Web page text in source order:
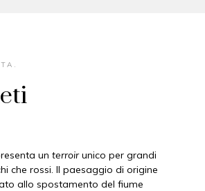
unterroirunico per grandi
che rossi. Il paesaggio di origine
allo spostamento del fiume